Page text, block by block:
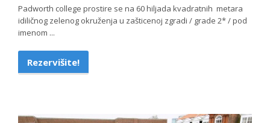
Padworth college prostire se na 60 hiljada kvadratnih metara
idiličnog zelenog okruženja u zašticenoj zgradi / grade 2* / pod
imenom ...
Rezervišite!